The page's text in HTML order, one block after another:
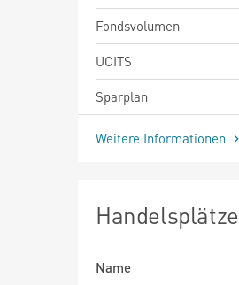
Fondsvolumen
UCITS
Sparplan
Weitere Informationen
Handelsplätze
Name